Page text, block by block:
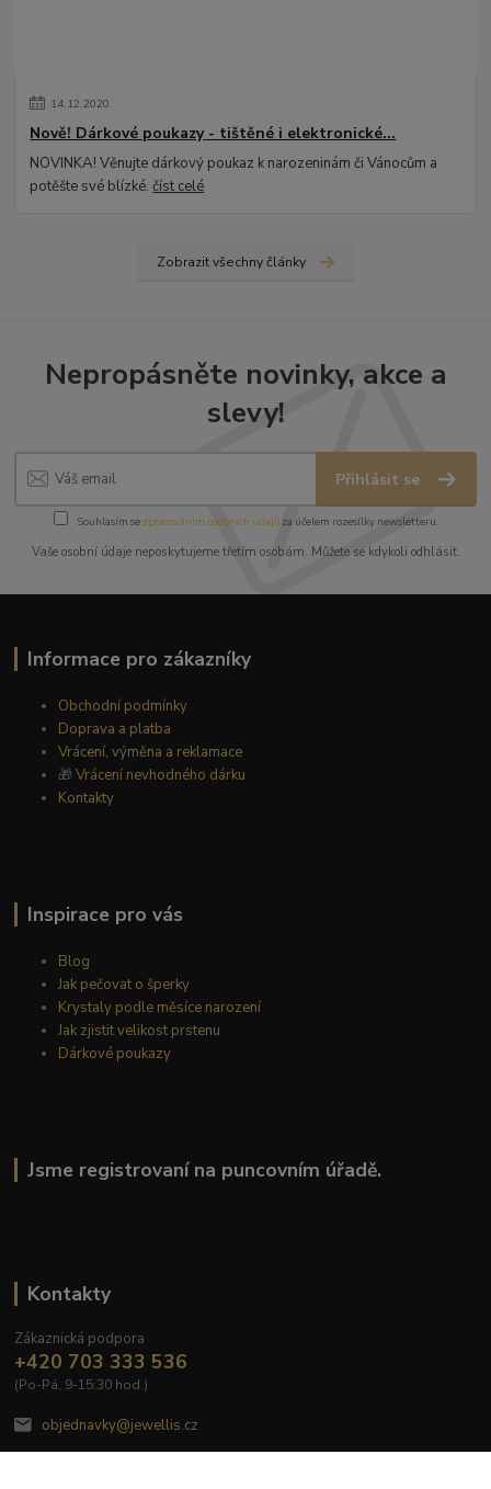
14.12.2020
Nově! Dárkové poukazy - tištěné i elektronické...
NOVINKA! Věnujte dárkový poukaz k narozeninám či Vánocům a
potěšte své blízké.číst celé
Zobrazit všechny články
Nepropásněte novinky, akce a
slevy!
Přihlásit se
Souhlasím se zpracováním osobních údajůza účelem rozesílky newsletteru.
Vaše osobní údaje neposkytujeme třetím osobám. Můžete se kdykoli odhlásit.
Informace pro zákazníky
Obchodní podmínky
Doprava a platba
Vrácení, výměna a reklamace
🎁Vrácení nevhodného dárku
Kontakty
Inspirace pro vás
Blog
Jak pečovat o šperky
Krystaly podle měsíce narození
Jak zjistit velikost prstenu
Dárkové poukazy
Jsme registrovaní na puncovním úřadě.
Kontakty
Zákaznická podpora
+420 703 333 536
(Po-Pá, 9-15:30 hod.)
objednavky@jewellis.cz